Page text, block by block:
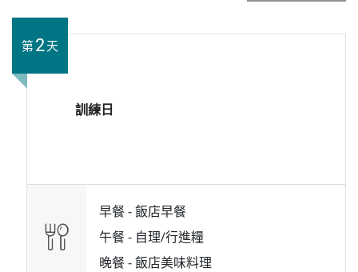
第2天
訓練日
早餐 -飯店早餐
午餐 - 自理/行進糧
晚餐 -飯店美味料理